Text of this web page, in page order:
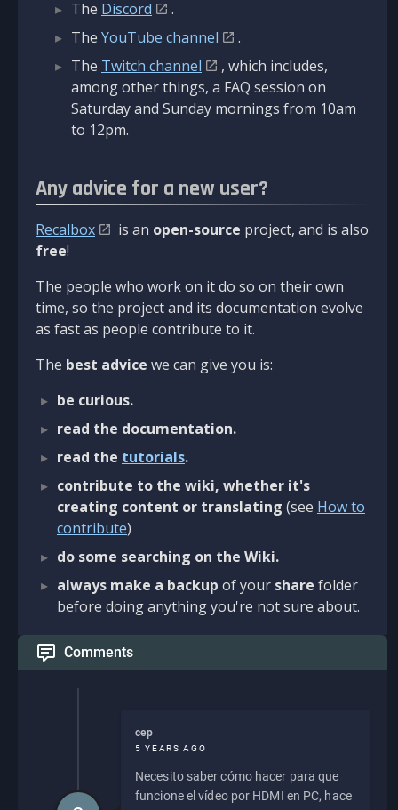
The Discord
.
The YouTube channel
.
The Twitch channel
, which includes,
among other things, a FAQ session on
Saturday and Sunday mornings from 10am
to 12pm.
Any advice for a new user?
Recalbox is an open-source project, and is also
free!
The people who work on it do so on their own
time, so the project and its documentation evolve
as fast as people contribute to it.
The best advice we can give you is:
be curious.
read the documentation.
read the tutorials.
contribute to the wiki, whether it's
creating content or translating (see How to
contribute)
do some searching on the Wiki.
always make a backup of your share folder
before doing anything you're not sure about.
Comments
cep
5 YEARS AGO
Necesito saber cómo hacer para que
funcione el vídeo por HDMI en PC, hace